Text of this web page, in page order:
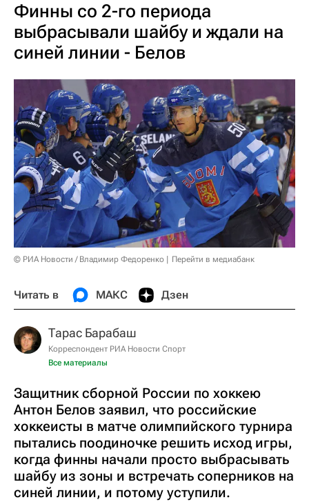
Финны со 2-го периода
выбрасывали шайбу и ждали на
синей линии - Белов
© РИА Новости / Владимир Федоренко Перейти в медиабанк
Читать в МАКС Дзен
Тарас Барабаш
Корреспондент РИА Новости Спорт
Все материалы
Защитник сборной России по хоккею
Антон Белов заявил, что российские
хоккеисты в матче олимпийского турнира
пытались поодиночке решить исход игры,
когда финны начали просто выбрасывать
шайбу из зоны и встречать соперников на
синей линии, и потому уступили.